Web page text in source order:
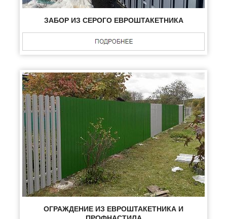
ЗАБОР ИЗ СЕРОГО ЕВРОШТАКЕТНИКА
ОГРАЖДЕНИЕ ИЗ ЕВРОШТАКЕТНИКА И